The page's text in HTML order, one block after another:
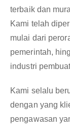
terbaik dan
Kami telah
mulai dari
pemerintah,
industri
Kami selalu
dengan yang
pengawasan